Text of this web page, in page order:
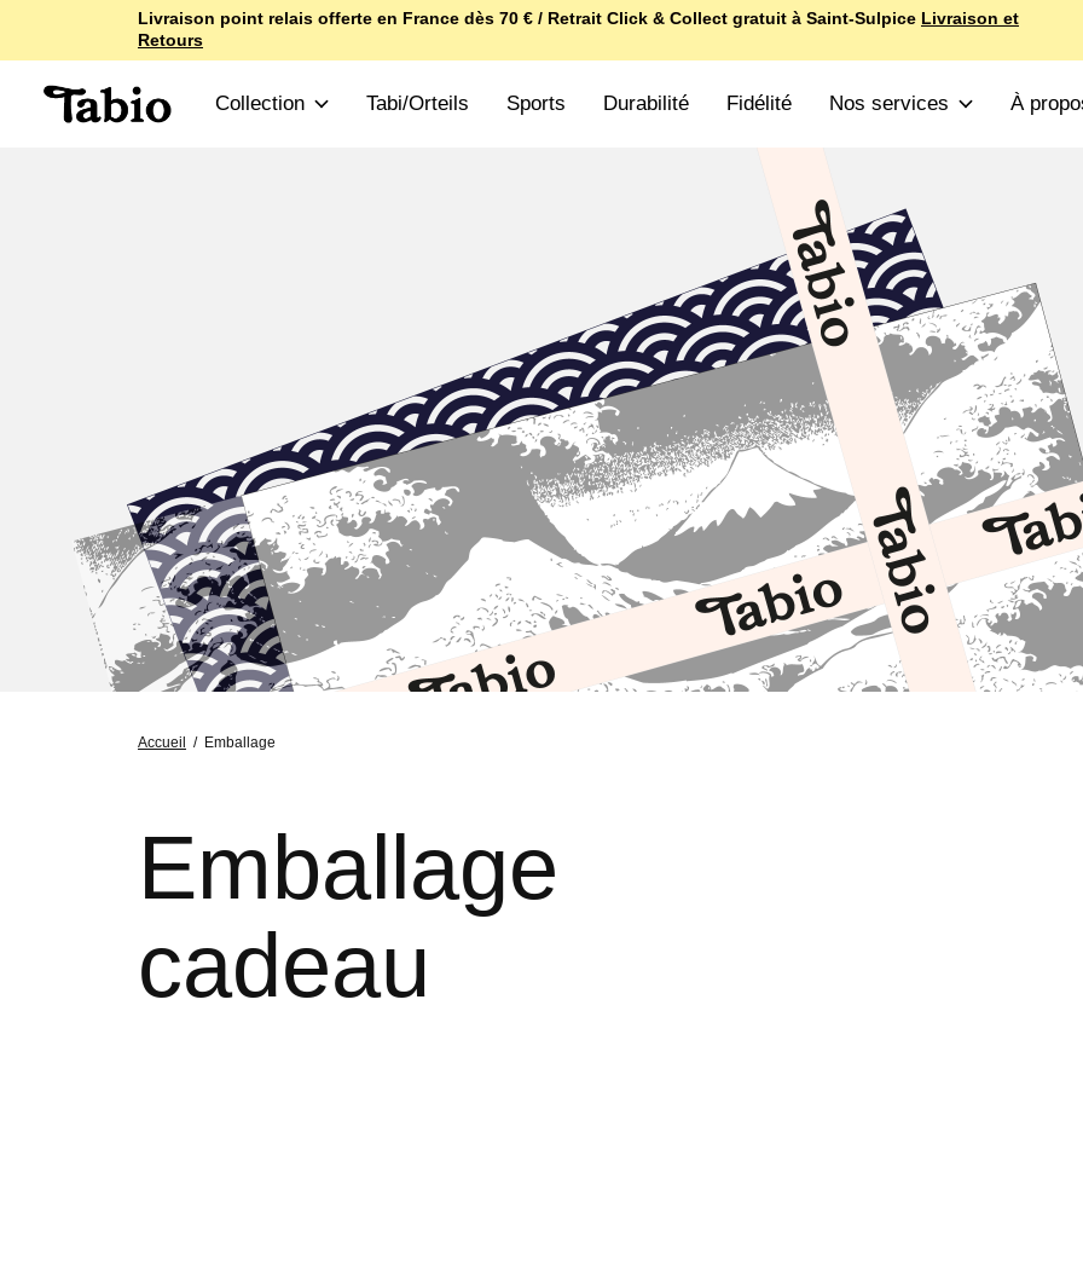
Livraison point relais offerte en France dès 70 € / Retrait Click & Collect gratuit à Saint-Sulpice Livraison et
Retours
Collection Tabi/Orteils Sports Durabilité Fidélité Nos services À
Accueil / Emballage
Emballage
cadeau